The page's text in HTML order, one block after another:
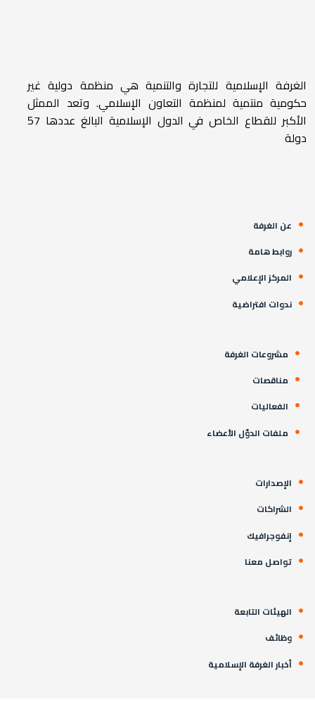
الغرفة الإسلامية للتجارة والتنمية هي منظمة دولية غير
حكومية منتمية لمنظمة التعاون الإسلامي. وتعد الممثل
الأكبر للقطاع الخاص في الدول الإسلامية البالغ عددها 57
دولة
عن الغرفة
روابط هامة
المركز الإعلامي
ندوات افتراضية
مشروعات الغرفة
مناقصات
الفعاليات
ملفات الدوّل الأعضاء
الإصدارات
الشراكات
إنفوجرافيك
تواصل معنا
الهيئات التابعة
وظائف
أخبار الغرفة الإسلامية